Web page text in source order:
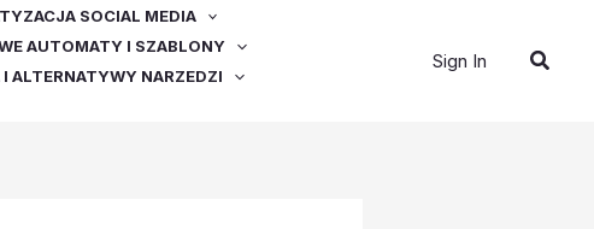
SOCIAL MEDIA
AUTOMATY I SZABLONY
ALTERNATYWY NARZEDZI
Sign In Szukaj